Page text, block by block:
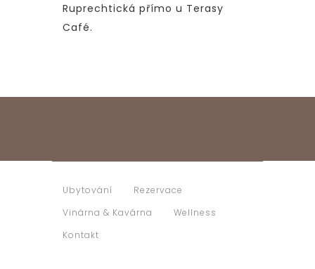
Ruprechtická přímo u Terasy
Café.
Ubytování
Rezervace
Vinárna & Kavárna
Wellness
Kontakt